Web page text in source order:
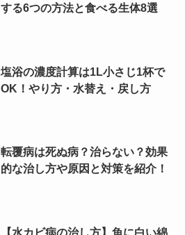
する6つの方法と食べる生体8選
塩浴の濃度計算は1L小さじ1杯で
OK！やり方・水替え・戻し方
転覆病は死ぬ病？治らない？効果
的な治し方や原因と対策を紹介！
【水カビ病の治し方】魚に白い綿